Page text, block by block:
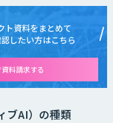
ト資料をまとめて
したい方はこちら
料請求する
ブAI）の種類